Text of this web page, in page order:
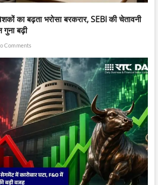
का बढ़ता भरोसा बरकरार, SEBI की चेतावनी
गुना बढ़ी
Comments